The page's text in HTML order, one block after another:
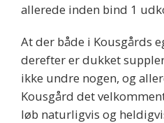
allerede inden bind 1
At der både i Kousgårds
derefter er dukket
ikke undre nogen, og
Kousgård det
løb naturligvis og